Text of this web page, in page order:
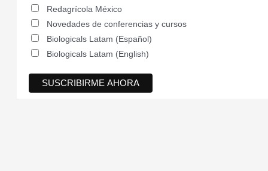
Redagrícola México
Novedades de conferencias y cursos
Biologicals Latam (Español)
Biologicals Latam (English)